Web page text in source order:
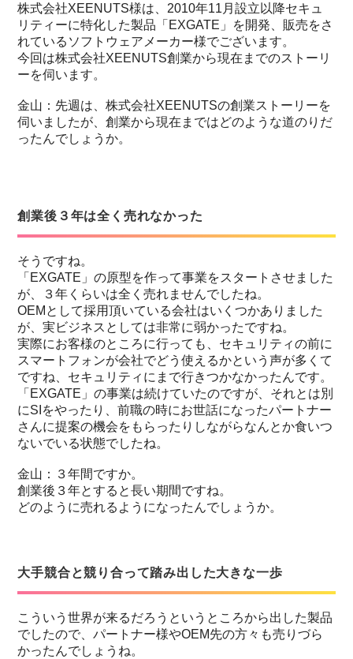
株式会社XEENUTS様は、2010年11月設立以降セキュ
リティーに特化した製品「EXGATE」を開発、販売をさ
れているソフトウェアメーカー様でございます。
今回は株式会社XEENUTS創業から現在までのストーリ
ーを伺います。
金山：先週は、株式会社XEENUTSの創業ストーリーを
伺いましたが、創業から現在まではどのような道のりだ
ったんでしょうか。
創業後３年は全く売れなかった
そうですね。
「EXGATE」の原型を作って事業をスタートさせました
が、３年くらいは全く売れませんでしたね。
OEMとして採用頂いている会社はいくつかありました
が、実ビジネスとしては非常に弱かったですね。
実際にお客様のところに行っても、セキュリティの前に
スマートフォンが会社でどう使えるかという声が多くて
ですね、セキュリティにまで行きつかなかったんです。
「EXGATE」の事業は続けていたのですが、それとは別
にSIをやったり、前職の時にお世話になったパートナー
さんに提案の機会をもらったりしながらなんとか食いつ
ないでいる状態でしたね。
金山：３年間ですか。
創業後３年とすると長い期間ですね。
どのように売れるようになったんでしょうか。
大手競合と競り合って踏み出した大きな一歩
こういう世界が来るだろうというところから出した製品
でしたので、パートナー様やOEM先の方々も売りづら
かったんでしょうね。